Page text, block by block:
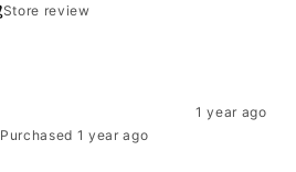
Store review
1 year ago
Purchased 1 year ago